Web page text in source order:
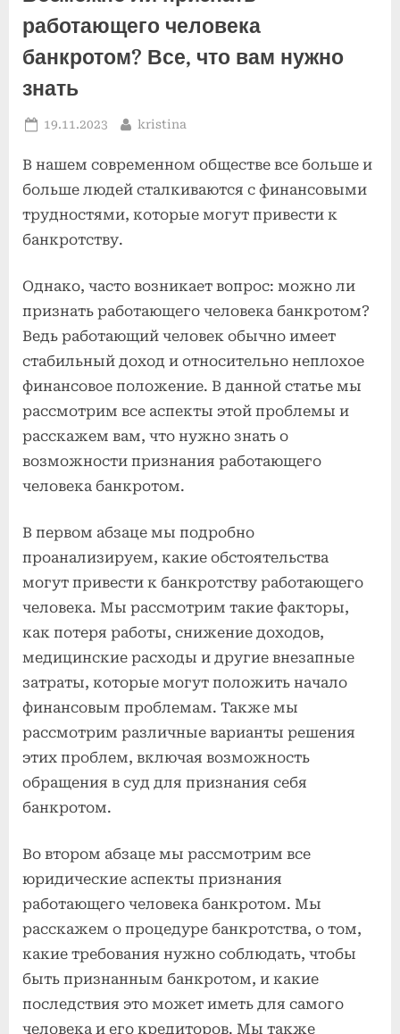
работающего человека
банкротом? Все, что вам нужно
знать
Posted
19.11.2023 By
kristina
В нашем современном обществе все больше и
больше людей сталкиваются с финансовыми
трудностями, которые могут привести к
банкротству.
Однако, часто возникает вопрос: можно ли
признать работающего человека банкротом?
Ведь работающий человек обычно имеет
стабильный доход и относительно неплохое
финансовое положение. В данной статье мы
рассмотрим все аспекты этой проблемы и
расскажем вам, что нужно знать о
возможности признания работающего
человека банкротом.
В первом абзаце мы подробно
проанализируем, какие обстоятельства
могут привести к банкротству работающего
человека. Мы рассмотрим такие факторы,
как потеря работы, снижение доходов,
медицинские расходы и другие внезапные
затраты, которые могут положить начало
финансовым проблемам. Также мы
рассмотрим различные варианты решения
этих проблем, включая возможность
обращения в суд для признания себя
банкротом.
Во втором абзаце мы рассмотрим все
юридические аспекты признания
работающего человека банкротом. Мы
расскажем о процедуре банкротства, о том,
какие требования нужно соблюдать, чтобы
быть признанным банкротом, и какие
последствия это может иметь для самого
человека и его кредиторов. Мы также